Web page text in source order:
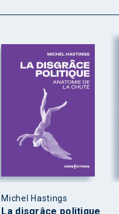
Michel Hastings
La disgrâce politique